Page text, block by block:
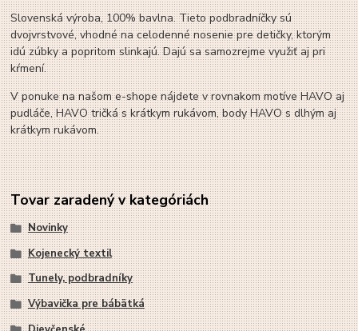
Slovenská výroba, 100% bavlna. Tieto podbradníčky sú
dvojvrstvové, vhodné na celodenné nosenie pre detičky, ktorým
idú zúbky a popritom slinkajú. Dajú sa samozrejme využiť aj pri
kŕmení.
V ponuke na našom e-shope nájdete v rovnakom motíve HAVO aj
pudláče, HAVO tričká s krátkym rukávom, body HAVO s dlhým aj
krátkym rukávom.
Tovar zaradený v kategóriách
Novinky
Kojenecký textil
Tunely, podbradníky
Výbavička pre bábätká